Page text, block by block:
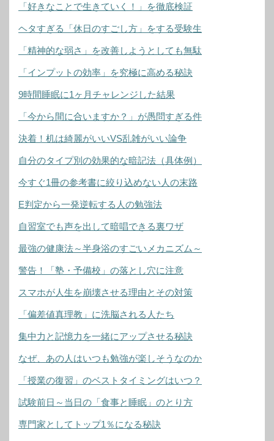
「好きなことで生きていく！」を徹底検証
ヘタすぎる「休日のすごし方」をする受験生
「精神的な弱さ」を改善しようとしても無駄
「インプットの効率」を究極に高める秘訣
9時間睡眠に1ヶ月チャレンジした結果
「今から間に合いますか？」が愚問すぎる件
決着！机は綺麗がいいVS乱雑がいい論争
自分のタイプ別の効果的な暗記法（具体例）
今すぐ1冊の参考書に絞り込めない人の末路
E判定から一発逆転する人の勉強法
自習室でも声を出して暗唱できる裏ワザ
最強の健康法～半身浴のすごいメカニズム～
警告！「塾・予備校」の落とし穴に注意
スマホが人生を崩壊させる理由とその対策
「偏差値真理教」に洗脳される人たち
集中力と記憶力を一緒にアップさせる秘訣
なぜ、あの人はいつも勉強が楽しそうなのか
「授業の復習」のベストタイミングはいつ？
試験前日～当日の「食事と睡眠」のとり方
専門家としてトップ1％になる秘訣